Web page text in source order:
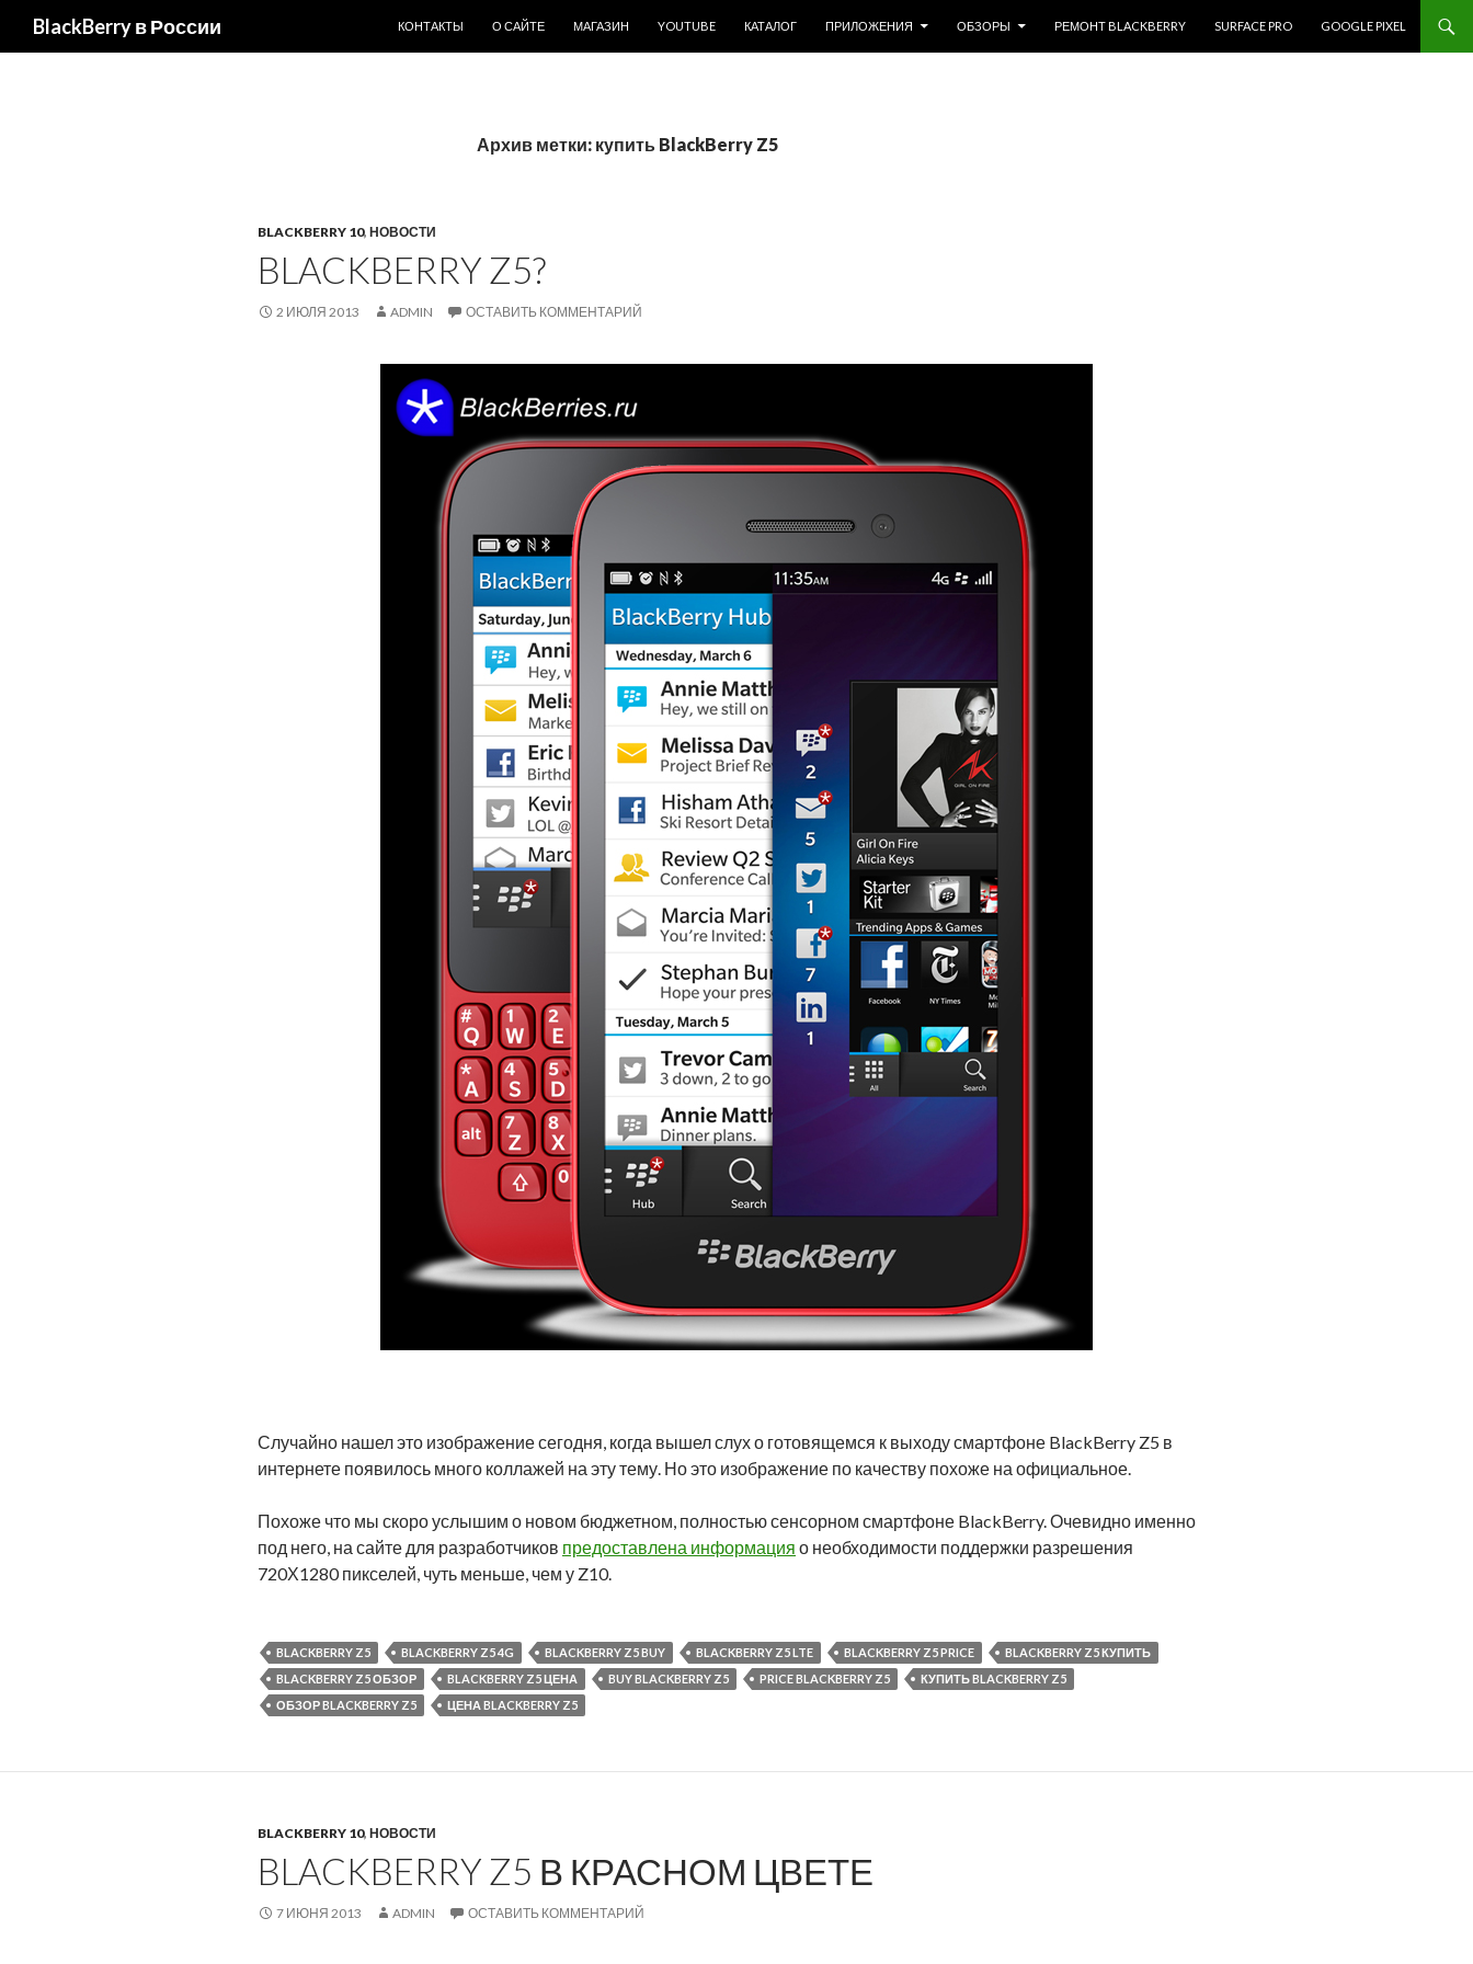
BlackBerry в России
КОНТАКТЫ
О САЙТЕ МАГАЗИН YOUTUBE КАТАЛОГ ПРИЛОЖЕНИЯ ОБЗОРЫ РЕМОНТ BLACKBERRY SURFACE PRO GOOGLE PIXEL
Архив метки: купить BlackBerry Z5
BLACKBERRY 10, НОВОСТИ
BLACKBERRY Z5?
2 ИЮЛЯ 2013 ADMIN ОСТАВИТЬ КОММЕНТАРИЙ
Случайно нашел это изображение сегодня, когда вышел слух о готовящемся к выходу смартфоне BlackBerry Z5 в
интернете появилось много коллажей на эту тему. Но это изображение по качеству похоже на официальное.
Похоже что мы скоро услышим о новом бюджетном, полностью сенсорном смартфоне BlackBerry. Очевидно именно
под него, на сайте для разработчиков предоставлена информация о необходимости поддержки разрешения
720Х1280 пикселей, чуть меньше, чем у Z10.
BLACKBERRY Z5 BLACKBERRY Z5 4G BLACKBERRY Z5 BUY BLACKBERRY Z5 LTE BLACKBERRY Z5 PRICE
BLACKBERRY Z5 КУПИТЬ
BLACKBERRY Z5 ОБЗОР
BLACKBERRY Z5 ЦЕНА BUY BLACKBERRY Z5 PRICE BLACKBERRY Z5
КУПИТЬ BLACKBERRY Z5
ОБЗОР BLACKBERRY Z5
ЦЕНА BLACKBERRY Z5
BLACKBERRY 10, НОВОСТИ
BLACKBERRY Z5 В КРАСНОМ ЦВЕТЕ
7 ИЮНЯ 2013 ADMIN ОСТАВИТЬ КОММЕНТАРИЙ